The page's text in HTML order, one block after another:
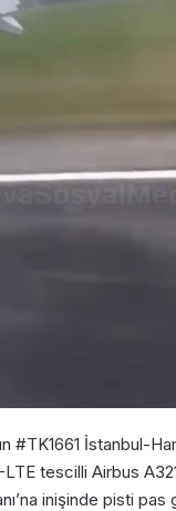
#TK1661 İstanbul-
tescilli Airbus
inişinde pisti